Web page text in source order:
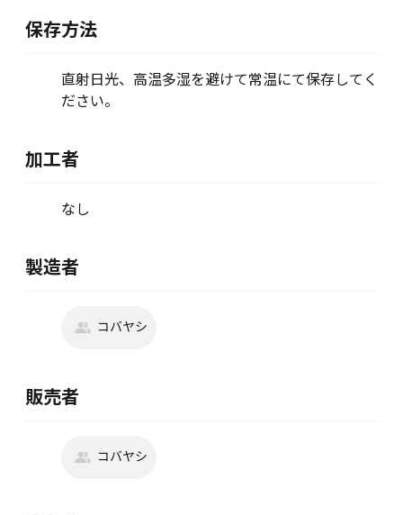
保存方法
直射日光、高温多湿を避けて常温にて保存してく
ださい。
加工者
なし
製造者
コバヤシ
販売者
コバヤシ